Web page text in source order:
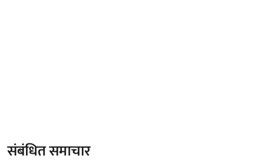
संबंधित समाचार